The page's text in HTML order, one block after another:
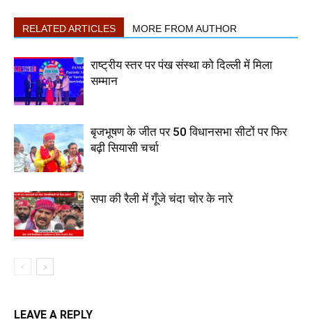
RELATED ARTICLES MORE FROM AUTHOR
राष्ट्रीय स्तर पर पंख संस्था को दिल्ली में मिला
सम्मान
बृजभूषण के जीत पर 50 विधानसभा सीटों पर फिर
बढ़ी सियासी चर्चा
सपा की रैली में गूँजे चंदा चोर के नारे
LEAVE A REPLY